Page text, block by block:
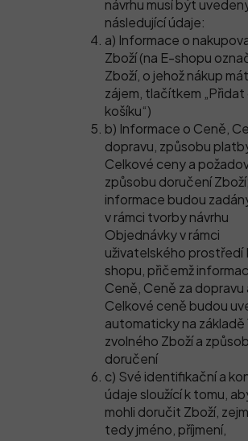
návrhu musí být
následující údaje:
a) Informace o
Zboží (na E-shopu
Zboží, o jehož nákup
zájem, tlačítkem „Přidat
košíku“)
b) Informace o Ceně,
dopravu, způsobu
Celkové ceny a
způsobu doručení
informace budou
v rámci tvorby návrhu
Objednávky v rámci
uživatelského prostředí
shopu, přičemž
Ceně, Ceně za dopravu
Celkové ceně budou
automaticky na základě
zvolného Zboží a
doručení
c) Své identifikační a
údaje sloužící k tomu,
mohli doručit Zboží,
tedy jméno, příjmení,